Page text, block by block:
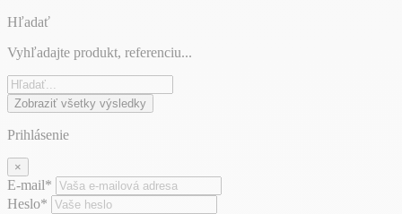
Hľadať
Vyhľadajte produkt, referenciu...
Zobraziť všetky výsledky
Prihlásenie
×
E-mail*
Heslo*